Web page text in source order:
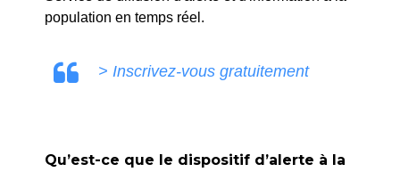
ULE0V
population en temps réel.
> Inscrivez-vous gratuitement
Qu’est-ce que le dispositif d’alerte à la